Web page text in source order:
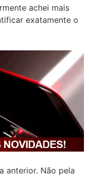
achei mais
exatamente o
anterior. Não pela